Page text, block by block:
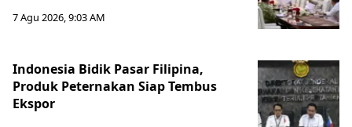
7 Agu 2026, 9:03 AM
Indonesia Bidik Pasar Filipina,
Produk Peternakan Siap Tembus
Ekspor